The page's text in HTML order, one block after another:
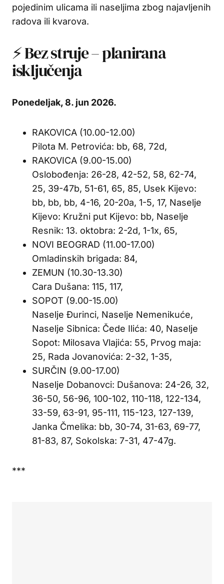
pojedinim ulicama ili naseljima zbog najavljenih
radova ili kvarova.
⚡ Bez struje – planirana
isključenja
Ponedeljak, 8. jun 2026.
RAKOVICA (10.00-12.00)
Pilota M. Petrovića: bb, 68, 72d,
RAKOVICA (9.00-15.00)
Oslobođenja: 26-28, 42-52, 58, 62-74,
25, 39-47b, 51-61, 65, 85, Usek Kijevo:
bb, bb, bb, 4-16, 20-20a, 1-5, 17, Naselje
Kijevo: Kružni put Kijevo: bb, Naselje
Resnik: 13. oktobra: 2-2d, 1-1x, 65,
NOVI BEOGRAD (11.00-17.00)
Omladinskih brigada: 84,
ZEMUN (10.30-13.30)
Cara Dušana: 115, 117,
SOPOT (9.00-15.00)
Naselje Đurinci, Naselje Nemenikuće,
Naselje Sibnica: Čede Ilića: 40, Naselje
Sopot: Milosava Vlajića: 55, Prvog maja:
25, Rada Jovanovića: 2-32, 1-35,
SURČIN (9.00-17.00)
Naselje Dobanovci: Dušanova: 24-26, 32,
36-50, 56-96, 100-102, 110-118, 122-134,
33-59, 63-91, 95-111, 115-123, 127-139,
Janka Čmelika: bb, 30-74, 31-63, 69-77,
81-83, 87, Sokolska: 7-31, 47-47g.
***